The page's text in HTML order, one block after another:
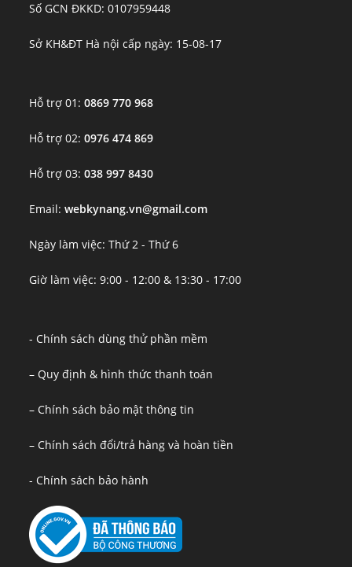
Số GCN ĐKKD: 0107959448
Sở KH&ĐT Hà nội cấp ngày: 15-08-17
Hỗ trợ 01:0869 770 968
Hỗ trợ 02:0976 474 869
Hỗ trợ 03:038 997 8430
Email:webkynang.vn@gmail.com
Ngày làm việc: Thứ 2 - Thứ 6
Giờ làm việc: 9:00 - 12:00 & 13:30 - 17:00
- Chính sách dùng thử phần mềm
– Quy định & hình thức thanh toán
– Chính sách bảo mật thông tin
– Chính sách đổi/trả hàng và hoàn tiền
- Chính sách bảo hành